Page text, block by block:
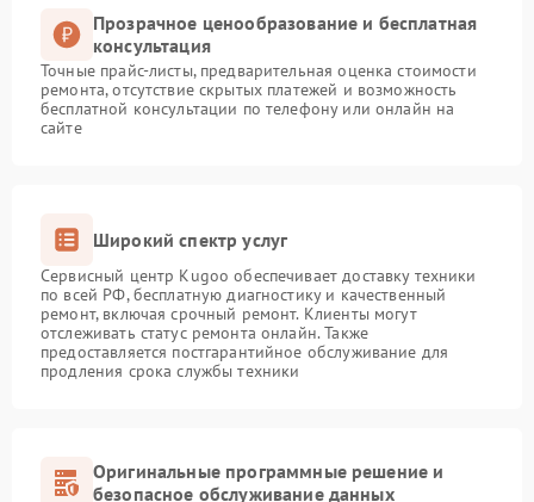
Прозрачное ценообразование и бесплатная
консультация
Точные прайс-листы, предварительная оценка стоимости
ремонта, отсутствие скрытых платежей и возможность
бесплатной консультации по телефону или онлайн на
сайте
Широкий спектр услуг
Сервисный центр Kugoo обеспечивает доставку техники
по всей РФ, бесплатную диагностику и качественный
ремонт, включая срочный ремонт. Клиенты могут
отслеживать статус ремонта онлайн. Также
предоставляется постгарантийное обслуживание для
продления срока службы техники
Оригинальные программные решение и
безопасное обслуживание данных